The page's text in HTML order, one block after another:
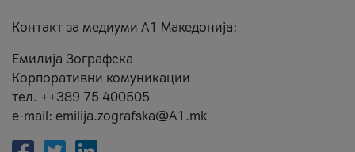
Контакт за медиуми А1 Македонија:
Емилија Зографска
Корпоративни комуникации
тел. ++389 75 400505
e-mail: emilija.zografska@A1.mk